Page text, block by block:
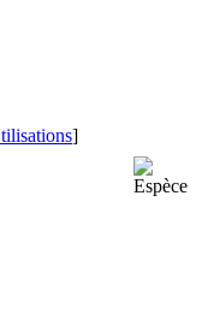
]